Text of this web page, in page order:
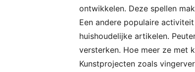
ontwikkelen. Deze spellen
Een andere populaire
huishoudelijke artikelen.
versterken. Hoe meer ze met
Kunstprojecten zoals